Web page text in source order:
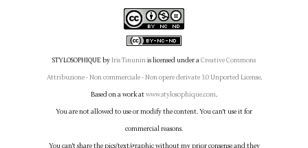
STYLOSOPHIQUEbyIris Tinuninis licensed under aCreative Commons
Attribuzione - Non commerciale - Non opere derivate 3.0 Unported License.
Based on a work atwww.stylosophique.com.
You are not allowed to use or modify the content. You can't use it for
commercial reasons.
You can't share the pics/text/graphic without my prior consense and they